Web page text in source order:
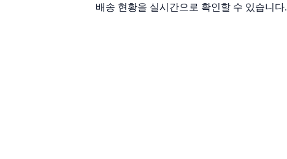
배송 현황을 실시간으로 확인할 수 있습니다.